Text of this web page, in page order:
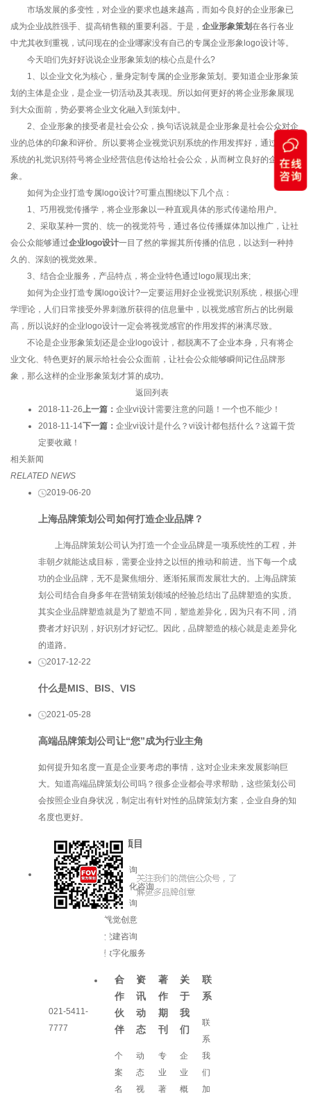
市场发展的多变性，对企业的要求也越来越高，而如今良好的企业形象已
成为企业战胜强手、提高销售额的重要利器。于是， 企业形象策划在各行各业
中尤其收到重视，试问现在的企业哪家没有自己的专属企业形象logo设计等。
今天咱们先好好说说企业形象策划的核心点是什么?
1、以企业文化为核心，量身定制专属的企业形象策划。要知道企业形象策
划的主体是企业，是企业一切活动及其表现。所以如何更好的将企业形象展现
到大众面前，势必要将企业文化融入到策划中。
2、企业形象的接受者是社会公众，换句话说就是企业形象是社会公众对企
业的总体的印象和评价。所以要将企业视觉识别系统的作用发挥好，通过形象
系统的礼觉识别符号将企业经营信息传达给社会公众，从而树立良好的企业形
象。
如何为企业打造专属logo设计?可重点围绕以下几个点：
1、巧用视觉传播学，将企业形象以一种直观具体的形式传递给用户。
2、采取某种一贯的、统一的视觉符号，通过各位传播媒体加以推广，让社
会公众能够通过企业logo设计一目了然的掌握其所传播的信息，以达到一种持
久的、深刻的视觉效果。
3、结合企业服务，产品特点，将企业特色通过logo展现出来;
如何为企业打造专属logo设计?一定要运用好企业视觉识别系统，根据心理
学理论，人们日常接受外界刺激所获得的信息量中，以视觉感官所占的比例最
高，所以说好的企业logo设计一定会将视觉感官的作用发挥的淋漓尽致。
不论是企业形象策划还是企业logo设计，都脱离不了企业本身，只有将企
业文化、特色更好的展示给社会公众面前，让社会公众能够瞬间记住品牌形
象，那么这样的企业形象策划才算的成功。
返回列表
2018-11-26上一篇： 企业vi设计需要注意的问题！一个也不能少！
2018-11-14下一篇： 企业vi设计是什么？vi设计都包括什么？这篇干货
定要收藏！
相关新闻
RELATED NEWS
2019-06-20
上海品牌策划公司​如何打造企业品牌？
上海品牌策划公司认为打造一个企业品牌是一项系统性的工程，并
非朝夕就能达成目标，需要企业持之以恒的推动和前进。当下每一个成
功的企业品牌，无不是聚焦细分、逐渐拓展而发展壮大的。上海品牌策
划公司结合自身多年在营销策划领域的经验总结出了品牌塑造的实质。
其实企业品牌塑造就是为了塑造不同，塑造差异化，因为只有不同，消
费者才好识别，好识别才好记忆。因此，品牌塑造的核心就是走差异化
的道路。
2017-12-22
什么是MIS、BIS、VIS
2021-05-28
高端品牌策划公司让“您”成为行业主角
如何提升知名度一直是企业要考虑的事情，这对企业未来发展影响巨
大。知道高端品牌策划公司吗？很多企业都会寻求帮助，这些策划公司
会按照企业自身状况，制定出有针对性的品牌策划方案，企业自身的知
名度也更好。
021-5411-
7777
服务项目
品牌咨询
企业文化咨询
增长咨询
视觉创意
党建咨询
数字化服务
合
作
伙
伴
个
案
名
资
讯
动
态
动
态
视
著
作
期
刊
专
业
著
关
于
我
们
企
业
概
联
系
联
系
我
们
加